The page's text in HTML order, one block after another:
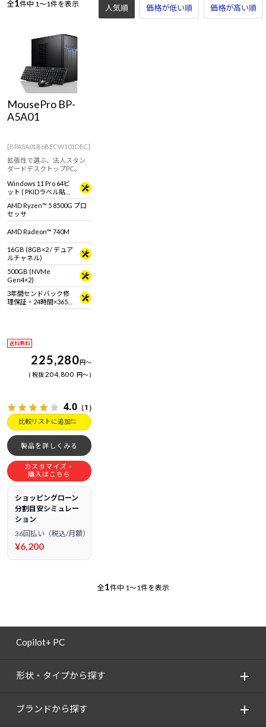
全1件中 1～1件を表示 人気順 価格が低い順 価格が高い順
MousePro BP-
A5A01
[BPA5A01B6BECW101DEC]
拡張性で選ぶ、法人スタン
ダードデスクトップPC。
Windows 11 Pro 64ビ
ット ( PKIDラベル貼付
対応 )
AMD Ryzen™ 5 8500G プロ
セッサ
AMD Radeon™ 740M
16GB (8GB×2 / デュア
ルチャネル)
500GB (NVMe
Gen4×2)
3年間センドバック修
理保証・24時間×365
日電話サポート
送料無料
225,280円～
税抜204,800 円～
4.0 （1）
比較リストに追加
製品を詳しくみる
カスタマイズ・
購入はこちら
ショッピングローン
分割目安シミュレー
ション
36回払い（税込/月額）
¥6,200
全1件中 1～1件を表示
Copilot+ PC
形状・タイプから探す
ブランドから探す